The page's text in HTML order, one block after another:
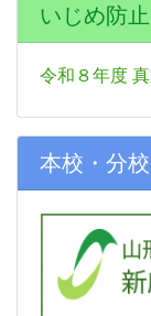
いじめ防
令和８年度
本校・分